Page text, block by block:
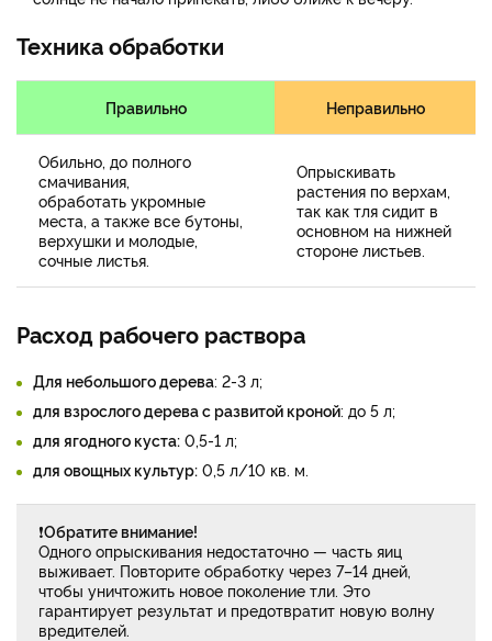
Техника обработки
Правильно Неправильно
Обильно, до полного
смачивания,
обработать укромные
места, а также все бутоны,
верхушки и молодые,
сочные листья.
Опрыскивать
растения по верхам,
так как тля сидит в
основном на нижней
стороне листьев.
Расход рабочего раствора
Для небольшого дерева: 2-3 л;
для взрослого дерева с развитой кроной: до 5 л;
для ягодного куста: 0,5-1 л;
для овощных культур: 0,5 л/10 кв. м.
❗Обратите внимание!
Одного опрыскивания недостаточно — часть яиц
выживает. Повторите обработку через 7–14 дней,
чтобы уничтожить новое поколение тли. Это
гарантирует результат и предотвратит новую волну
вредителей.